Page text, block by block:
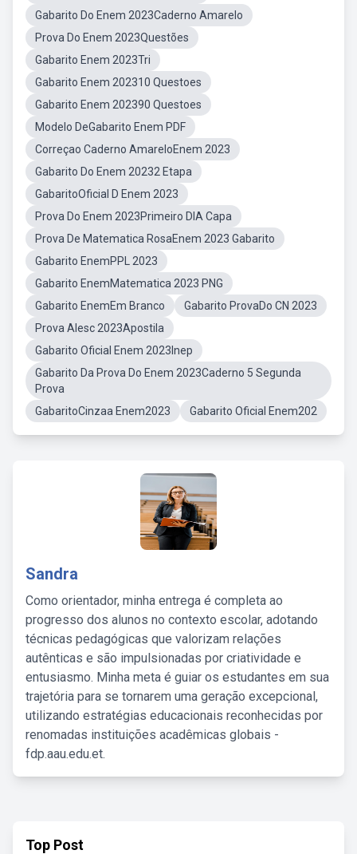
Gabarito Do Enem 2023Caderno Amarelo
Prova Do Enem 2023Questões
Gabarito Enem 2023Tri
Gabarito Enem 202310 Questoes
Gabarito Enem 202390 Questoes
Modelo DeGabarito Enem PDF
Correçao Caderno AmareloEnem 2023
Gabarito Do Enem 20232 Etapa
GabaritoOficial D Enem 2023
Prova Do Enem 2023Primeiro DIA Capa
Prova De Matematica RosaEnem 2023 Gabarito
Gabarito EnemPPL 2023
Gabarito EnemMatematica 2023 PNG
Gabarito EnemEm Branco
Gabarito ProvaDo CN 2023
Prova Alesc 2023Apostila
Gabarito Oficial Enem 2023Inep
Gabarito Da Prova Do Enem 2023Caderno 5 Segunda
Prova
GabaritoCinzaa Enem2023
Gabarito Oficial Enem202
Sandra
Como orientador, minha entrega é completa ao
progresso dos alunos no contexto escolar, adotando
técnicas pedagógicas que valorizam relações
autênticas e são impulsionadas por criatividade e
entusiasmo. Minha meta é guiar os estudantes em sua
trajetória para se tornarem uma geração excepcional,
utilizando estratégias educacionais reconhecidas por
renomadas instituições acadêmicas globais -
fdp.aau.edu.et.
Top Post